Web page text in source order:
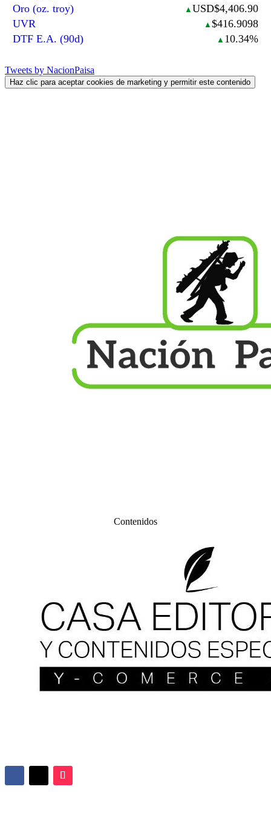
Oro (oz. troy)
▲ USD$4,406.90
UVR
▲ $416.9098
DTF E.A. (90d)
▲ 10.34%
Tweets by NacionPaisa
Haz clic para aceptar cookies de marketing y permitir este contenido
Contenidos